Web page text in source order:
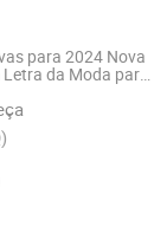
para 2024 Nova
Letra da Moda para